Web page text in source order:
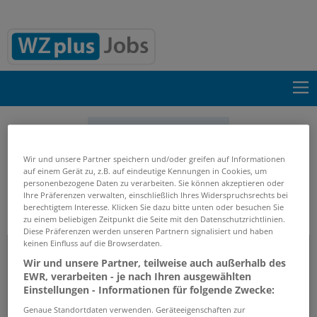
Start
Firmenprofile
IDN Ingenieurbüro DOMKE
Nachf. Partnerschaft Beratender Ingenieure mbB
Firmenprofil
IDN Ingenieurbüro DOMKE Nachf.
Partnerschaft Beratender Ingenieure
mbB
Wir und unsere Partner speichern und/oder greifen auf Informationen
auf einem Gerät zu, z.B. auf eindeutige Kennungen in Cookies, um
personenbezogene Daten zu verarbeiten. Sie können akzeptieren oder
Ihre Präferenzen verwalten, einschließlich Ihres Widerspruchsrechts bei
berechtigtem Interesse. Klicken Sie dazu bitte unten oder besuchen Sie
zu einem beliebigen Zeitpunkt die Seite mit den Datenschutzrichtlinien.
Diese Präferenzen werden unseren Partnern signalisiert und haben
keinen Einfluss auf die Browserdaten.
Wir und unsere Partner, teilweise auch außerhalb des
EWR, verarbeiten - je nach Ihren ausgewählten
Einstellungen - Informationen für folgende Zwecke:
Genaue Standortdaten verwenden. Geräteeigenschaften zur